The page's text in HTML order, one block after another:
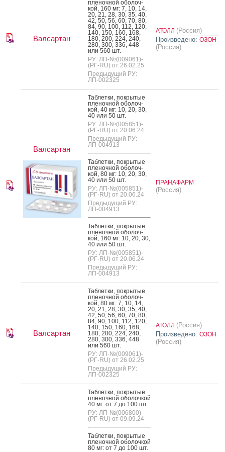
Валсартан
пле­ноч­ной обо­лоч­
кой, 160 мг: 7, 10, 14,
20, 21, 28, 30, 35, 40,
42, 50, 56, 60, 70, 80,
84, 90, 100, 112, 120,
140, 150, 160, 168,
180, 200, 224, 240,
280, 300, 336, 448
или 560 шт.
РУ: ЛП-№(009061)-
(РГ-RU) от 26.02.25
Предыдущий РУ:
ЛП-002325
АТОЛЛ (Россия)
Произведено: ОЗОН
(Россия)
Валсартан
Таб­летки, пок­ры­тые
пле­ноч­ной обо­лоч­
кой, 40 мг: 10, 20, 30,
40 или 50 шт.
РУ: ЛП-№(005851)-
(РГ-RU) от 20.06.24
Предыдущий РУ:
ЛП-004913
Таб­летки, пок­ры­тые
пле­ноч­ной обо­лоч­
кой, 80 мг: 10, 20, 30,
40 или 50 шт.
РУ: ЛП-№(005851)-
(РГ-RU) от 20.06.24
Предыдущий РУ:
ЛП-004913
Таб­летки, пок­ры­тые
пле­ноч­ной обо­лоч­
кой, 160 мг: 10, 20, 30,
40 или 50 шт.
РУ: ЛП-№(005851)-
(РГ-RU) от 20.06.24
Предыдущий РУ:
ЛП-004913
ПРАНАФАРМ
(Россия)
Валсартан
Таб­летки, пок­ры­тые
пле­ноч­ной обо­лоч­
кой, 80 мг: 7, 10, 14,
20, 21, 28, 30, 35, 40,
42, 50, 56, 60, 70, 80,
84, 90, 100, 112, 120,
140, 150, 160, 168,
180, 200, 224, 240,
280, 300, 336, 448
или 560 шт.
РУ: ЛП-№(009061)-
(РГ-RU) от 26.02.25
Предыдущий РУ:
ЛП-002325
АТОЛЛ (Россия)
Произведено: ОЗОН
(Россия)
Таб­летки, пок­ры­тые
пле­ноч­ной обо­лоч­кой
40 мг: от 7 до 100 шт.
РУ: ЛП-№(006800)-
(РГ-RU) от 09.09.24
Таб­летки, пок­ры­тые
пле­ноч­ной обо­лоч­кой
80 мг: от 7 до 100 шт.